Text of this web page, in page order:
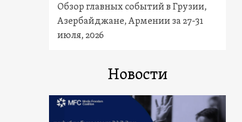
Обзор главных событий в Грузии,
Азербайджане, Армении за 27-31
июля, 2026
Новости